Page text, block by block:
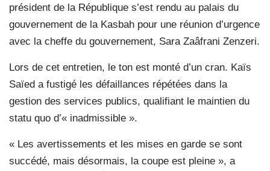
président de la République s’est rendu au palais du
gouvernement de la Kasbah pour une réunion d’urgence
avec la cheffe du gouvernement, Sara Zaâfrani Zenzeri.
Lors de cet entretien, le ton est monté d’un cran. Kaïs
Saïed a fustigé les défaillances répétées dans la
gestion des services publics, qualifiant le maintien du
statu quo d’« inadmissible ».
« Les avertissements et les mises en garde se sont
succédé, mais désormais, la coupe est pleine », a